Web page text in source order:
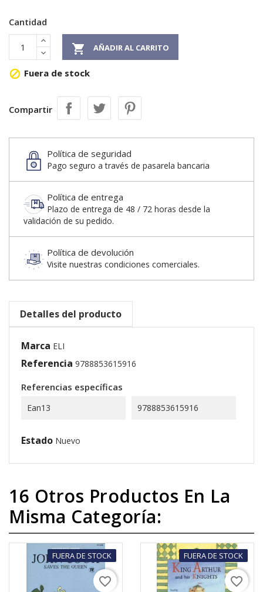
Cantidad
 AÑADIR AL CARRITO
 Fuera de stock
Compartir
Política de seguridad
Pago seguro a través de pasarela bancaria
Política de entrega
Plazo de entrega de 48 / 72 horas desde la
validación de su pedido.
Política de devolución
Visite nuestras condiciones comerciales.
Detalles del producto
Marca ELI
Referencia 9788853615916
Referencias específicas
Ean13 9788853615916
Estado Nuevo
16 Otros Productos En La
Misma Categoría:
FUERA DE STOCK
favorite_border
FUERA DE STOCK
favorite_border